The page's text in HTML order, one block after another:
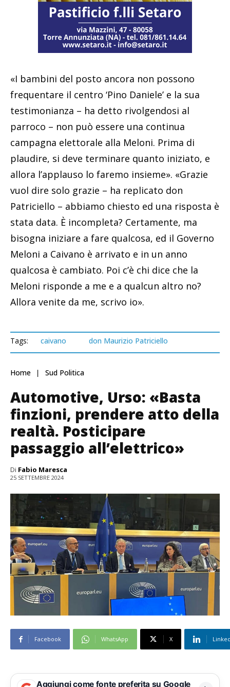
«I bambini del posto ancora non possono
frequentare il centro ‘Pino Daniele’ e la sua
testimonianza – ha detto rivolgendosi al
parroco – non può essere una continua
campagna elettorale alla Meloni. Prima di
plaudire, si deve terminare quanto iniziato, e
allora l’applauso lo faremo insieme». «Grazie
vuol dire solo grazie – ha replicato don
Patriciello – abbiamo chiesto ed una risposta è
stata data. È incompleta? Certamente, ma
bisogna iniziare a fare qualcosa, ed il Governo
Meloni a Caivano è arrivato e in un anno
qualcosa è cambiato. Poi c’è chi dice che la
Meloni risponde a me e a qualcun altro no?
Allora venite da me, scrivo io».
Tags: caivano don Maurizio Patriciello
Home Sud Politica
Automotive, Urso: «Basta
finzioni, prendere atto della
realtà. Posticipare
passaggio all’elettrico»
Di Fabio Maresca
25 SETTEMBRE 2024
Facebook WhatsApp X
Aggiungi come fonte preferita su Google